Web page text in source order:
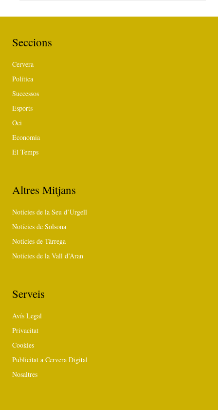
Seccions
Cervera
Política
Successos
Esports
Oci
Economia
El Temps
Altres Mitjans
Notícies de la Seu d’Urgell
Notícies de Solsona
Notícies de Tàrrega
Notícies de la Vall d’Aran
Serveis
Avís Legal
Privacitat
Cookies
Publicitat a Cervera Digital
Nosaltres